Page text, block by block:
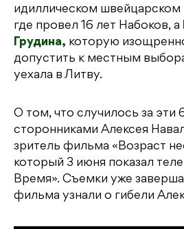
идиллическом
где провел 16 лет Набоков, а
Грудина, которую
допустить к местным
уехала в Литву.
О том, что случилось за эти
сторонниками Алексея
зритель фильма «Возраст
который 3 июня показал
Время». Съемки уже
фильма узнали о гибели